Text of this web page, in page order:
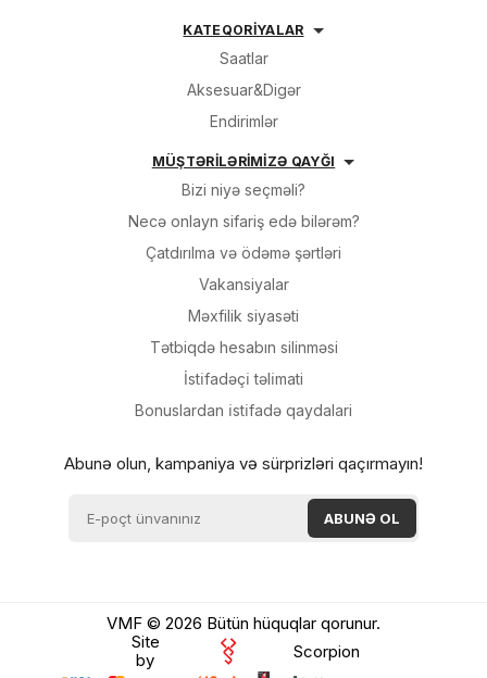
KATEQORİYALAR
Saatlar
Aksesuar&Digər
Endirimlər
MÜŞTƏRİLƏRİMİZƏ QAYĞI
Bizi niyə seçməli?
Necə onlayn sifariş edə bilərəm?
Çatdırılma və ödəmə şərtləri
Vakansiyalar
Məxfilik siyasəti
Tətbiqdə hesabın silinməsi
İsti̇fadəçi̇ təli̇mati
Bonuslardan i̇sti̇fadə qaydalari
Abunə olun, kampaniya və sürprizləri qaçırmayın!
VMF © 2026 Bütün hüquqlar qorunur.
Site
by
Scorpion